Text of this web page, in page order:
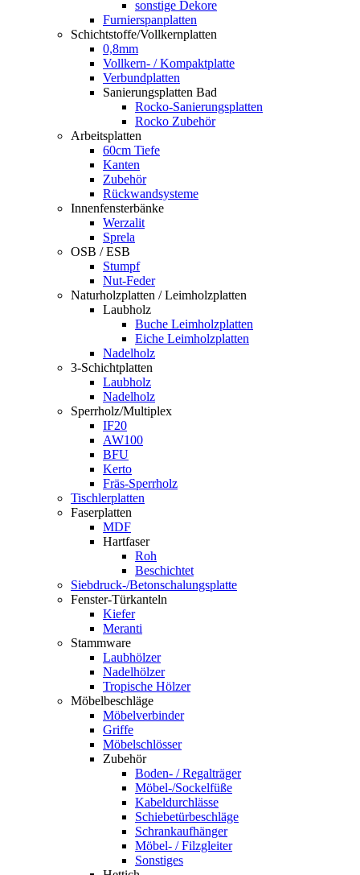
sonstige Dekore
Furnierspanplatten
Schichtstoffe/Vollkernplatten
0,8mm
Vollkern- / Kompaktplatte
Verbundplatten
Sanierungsplatten Bad
Rocko-Sanierungsplatten
Rocko Zubehör
Arbeitsplatten
60cm Tiefe
Kanten
Zubehör
Rückwandsysteme
Innenfensterbänke
Werzalit
Sprela
OSB / ESB
Stumpf
Nut-Feder
Naturholzplatten / Leimholzplatten
Laubholz
Buche Leimholzplatten
Eiche Leimholzplatten
Nadelholz
3-Schichtplatten
Laubholz
Nadelholz
Sperrholz/Multiplex
IF20
AW100
BFU
Kerto
Fräs-Sperrholz
Tischlerplatten
Faserplatten
MDF
Hartfaser
Roh
Beschichtet
Siebdruck-/Betonschalungsplatte
Fenster-Türkanteln
Kiefer
Meranti
Stammware
Laubhölzer
Nadelhölzer
Tropische Hölzer
Möbelbeschläge
Möbelverbinder
Griffe
Möbelschlösser
Zubehör
Boden- / Regalträger
Möbel-/Sockelfüße
Kabeldurchlässe
Schiebetürbeschläge
Schrankaufhänger
Möbel- / Filzgleiter
Sonstiges